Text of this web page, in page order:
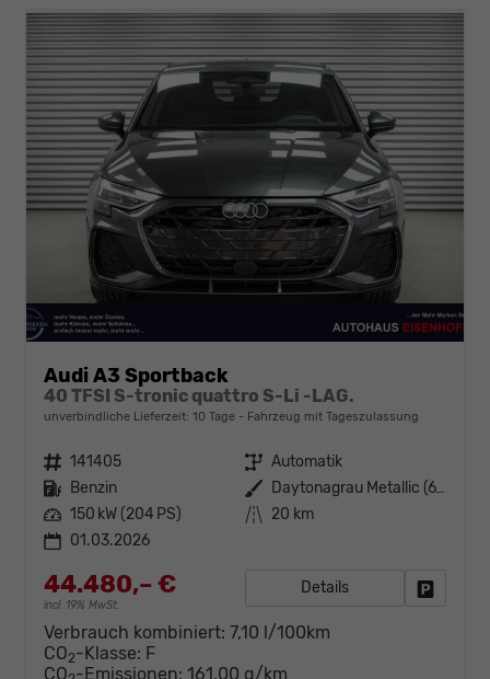
Audi A3 Sportback
40 TFSI S-tronic quattro S-Li -LAG.
unverbindliche Lieferzeit: 10 Tage Fahrzeug mit Tageszulassung
Fahrzeugnr. 141405 Getriebe Automatik
Kraftstoff Benzin Außenfarbe
Daytonagrau Metallic (6Y)
Leistung 150 kW (204 PS) Kilometerstand 20 km
01.03.2026
44.480,– €
incl. 19% MwSt.
Details
Verbrauch kombiniert: 7,10 l/100km
CO2-Klasse: F
CO -Emissionen: 161,00 g/km